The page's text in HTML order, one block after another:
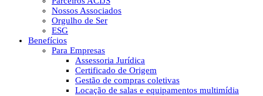
Nossos Associados
Orgulho de Ser
ESG
Benefícios
Para Empresas
Assessoria Jurídica
Certificado de Origem
Gestão de compras coletivas
Locação de salas e equipamentos multimídia